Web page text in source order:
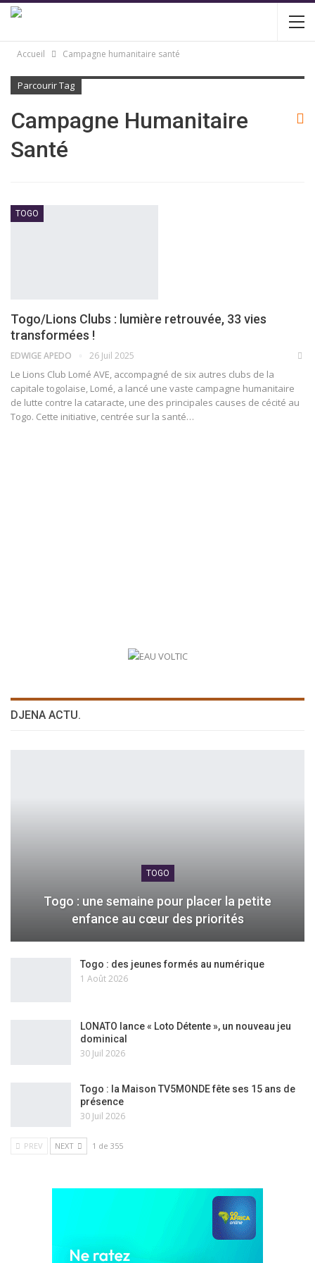
Accueil Campagne humanitaire santé
Parcourir Tag
Campagne Humanitaire
Santé
TOGO
Togo/Lions Clubs : lumière retrouvée, 33 vies
transformées !
EDWIGE APEDO 26 Juil 2025
Le Lions Club Lomé AVE, accompagné de six autres clubs de la
capitale togolaise, Lomé, a lancé une vaste campagne humanitaire
de lutte contre la cataracte, une des principales causes de cécité au
Togo. Cette initiative, centrée sur la santé…
DJENA ACTU.
TOGO
Togo : une semaine pour placer la petite
enfance au cœur des priorités
Togo : des jeunes formés au numérique
1 Août 2026
LONATO lance « Loto Détente », un nouveau jeu
dominical
30 Juil 2026
Togo : la Maison TV5MONDE fête ses 15 ans de
présence
30 Juil 2026
PREV NEXT 1 de 355